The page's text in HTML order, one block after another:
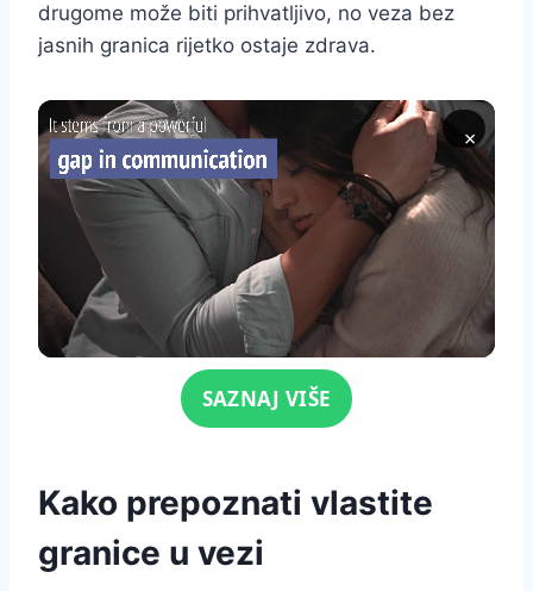
drugome može biti prihvatljivo, no veza bez
jasnih granica rijetko ostaje zdrava.
×
Click for soundSAZNAJ VIŠE
Kako prepoznati vlastite
granice u vezi